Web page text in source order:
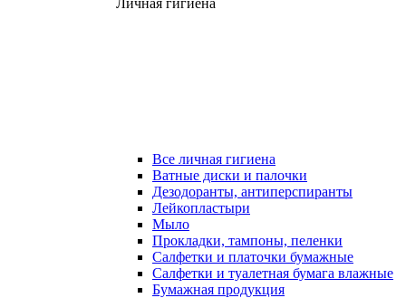
Личная гигиена
Все личная гигиена
Ватные диски и палочки
Дезодоранты, антиперспиранты
Лейкопластыри
Мыло
Прокладки, тампоны, пеленки
Салфетки и платочки бумажные
Салфетки и туалетная бумага влажные
Бумажная продукция